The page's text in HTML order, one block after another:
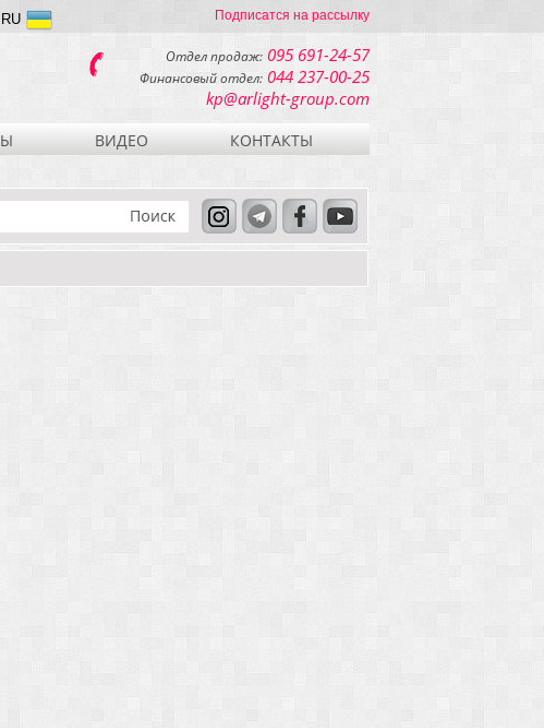
Подписатся на рассылку
RU
Отдел продаж: 095 691-24-57
Финансовый отдел: 044 237-00-25
kp@arlight-group.com
ВИДЕО КОНТАКТЫ